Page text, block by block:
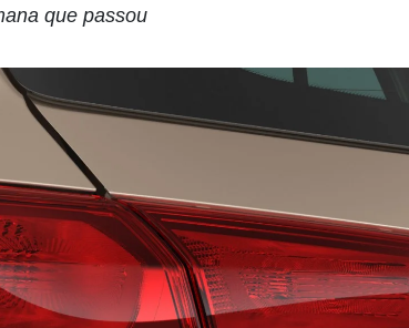
que passou